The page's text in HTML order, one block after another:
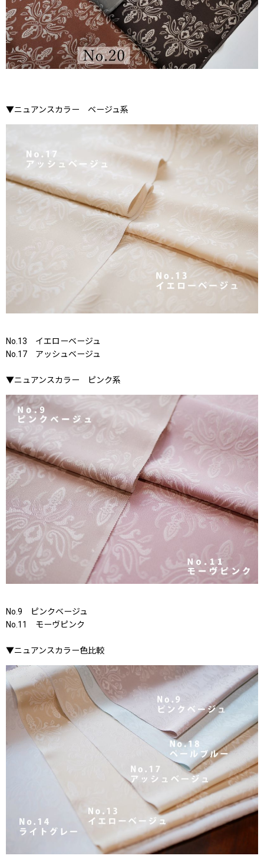
▼ニュアンスカラー ベージュ系
No.13 イエローベージュ
No.17 アッシュベージュ
▼ニュアンスカラー ピンク系
No.9 ピンクベージュ
No.11 モーヴピンク
▼ニュアンスカラー色比較